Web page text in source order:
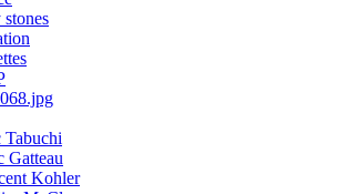
Gatteau
Kohler